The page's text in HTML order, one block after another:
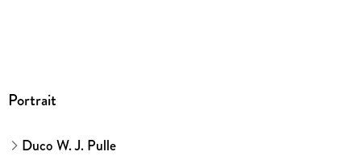
Portrait
Duco W. J. Pulle